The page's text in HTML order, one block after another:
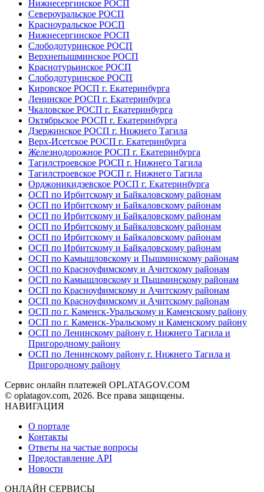
Нижнесергинское РОСП
Североуральское РОСП
Красноуральское РОСП
Нижнесергинское РОСП
Слободотуринское РОСП
Верхнепышминское РОСП
Краснотурьинское РОСП
Слободотуринское РОСП
Кировское РОСП г. Екатеринбурга
Ленинское РОСП г. Екатеринбурга
Чкаловское РОСП г. Екатеринбурга
Октябрьское РОСП г. Екатеринбурга
Дзержинское РОСП г. Нижнего Тагила
Верх-Исетское РОСП г. Екатеринбурга
Железнодорожное РОСП г. Екатеринбурга
Тагилстроевское РОСП г. Нижнего Тагила
Тагилстроевское РОСП г. Нижнего Тагила
Орджоникидзевское РОСП г. Екатеринбурга
ОСП по Ирбитскому и Байкаловскому районам
ОСП по Ирбитскому и Байкаловскому районам
ОСП по Ирбитскому и Байкаловскому районам
ОСП по Ирбитскому и Байкаловскому районам
ОСП по Ирбитскому и Байкаловскому районам
ОСП по Ирбитскому и Байкаловскому районам
ОСП по Камышловскому и Пышминскому районам
ОСП по Красноуфимскому и Ачитскому районам
ОСП по Камышловскому и Пышминскому районам
ОСП по Красноуфимскому и Ачитскому районам
ОСП по Красноуфимскому и Ачитскому районам
ОСП по г. Каменск-Уральскому и Каменскому району
ОСП по г. Каменск-Уральскому и Каменскому району
ОСП по Ленинскому району г. Нижнего Тагила и
Пригородному району
ОСП по Ленинскому району г. Нижнего Тагила и
Пригородному району
Сервис онлайн платежей OPLATAGOV.COM
© oplatagov.com, 2026. Все права защищены.
НАВИГАЦИЯ
О портале
Контакты
Ответы на частые вопросы
Предоставление API
Новости
ОНЛАЙН СЕРВИСЫ